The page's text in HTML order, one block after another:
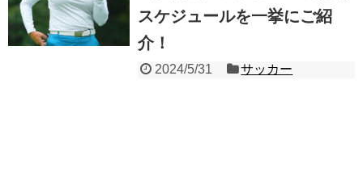
スケジュールを一挙にご紹
介！
2024/5/31 サッカー